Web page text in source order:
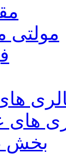
مولتی
بخش